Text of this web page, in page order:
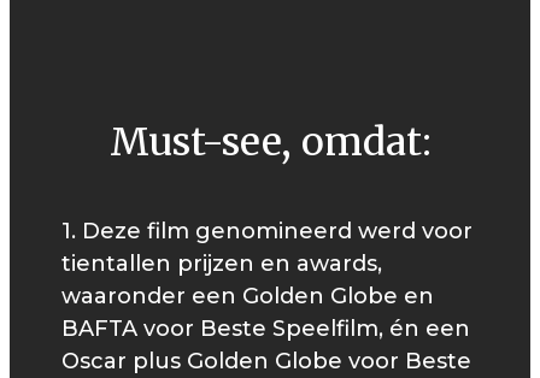
Must-see, omdat:
1. Deze film genomineerd werd voor
tientallen prijzen en awards,
waaronder een Golden Globe en
BAFTA voor Beste Speelfilm, én een
Oscar plus Golden Globe voor Beste